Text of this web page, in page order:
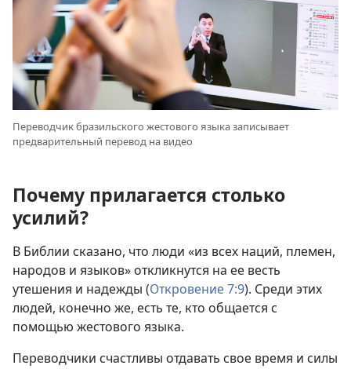
Переводчик бразильского жестового языка записывает
предварительный перевод на видео
Почему прилагается столько
усилий?
В Библии сказано, что люди «из всех наций, племен,
народов и языков» откликнутся на ее весть
утешения и надежды (Откровение 7:9). Среди этих
людей, конечно же, есть те, кто общается с
помощью жестового языка.
Переводчики счастливы отдавать свое время и силы